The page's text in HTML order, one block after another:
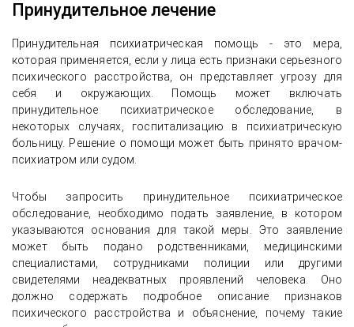
Принудительное лечение
Принудительная психиатрическая помощь - это мера,
которая применяется, если у лица есть признаки серьезного
психического расстройства, он представляет угрозу для
себя и окружающих. Помощь может включать
принудительное психиатрическое обследование, в
некоторых случаях, госпитализацию в психиатрическую
больницу. Решение о помощи может быть принято врачом-
психиатром или судом.
Чтобы запросить принудительное психиатрическое
обследование, необходимо подать заявление, в котором
указываются основания для такой меры. Это заявление
может быть подано родственниками, медицинскими
специалистами, сотрудниками полиции или другими
свидетелями неадекватных проявлений человека. Оно
должно содержать подробное описание признаков
психического расстройства и объяснение, почему такие